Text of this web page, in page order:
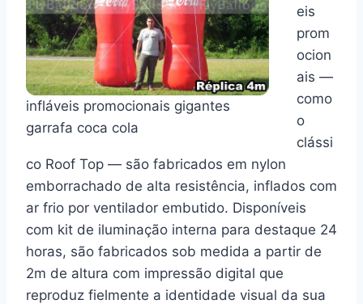
infláveis promocionais gigantes
garrafa coca cola
eis
prom
ocion
ais —
como
o
clássi
co Roof Top — são fabricados em nylon
emborrachado de alta resistência, inflados com
ar frio por ventilador embutido. Disponíveis
com kit de iluminação interna para destaque 24
horas, são fabricados sob medida a partir de
2m de altura com impressão digital que
reproduz fielmente a identidade visual da sua